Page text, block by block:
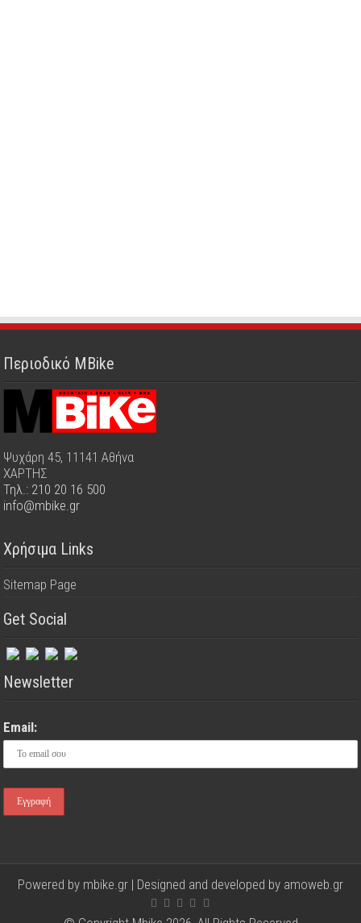
Περιοδικό MBike
Ψυχάρη 45, 11141 Αθήνα
ΧΑΡΤΗΣ
Τηλ.: 210 20 16 500
info@mbike.gr
Χρήσιμα Links
Sitemap Page
Get Social
Newsletter
Email:
Powered by mbike.gr | Designed and developed by amoweb.gr